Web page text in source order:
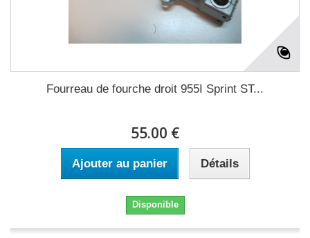
Fourreau de fourche droit 955I Sprint ST...
55.00 €
Ajouter au panier Détails
Disponible